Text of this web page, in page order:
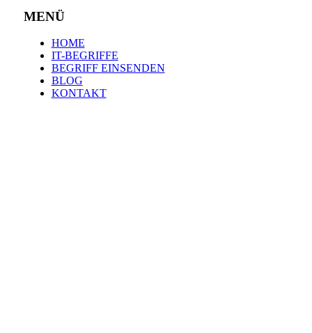
MENÜ
HOME
IT-BEGRIFFE
BEGRIFF EINSENDEN
BLOG
KONTAKT